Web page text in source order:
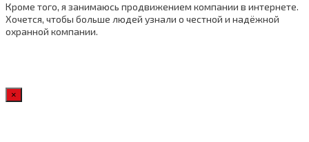
Кроме того, я занимаюсь продвижением компании в интернете.
Хочется, чтобы больше людей узнали о честной и надёжной
охранной компании.
×